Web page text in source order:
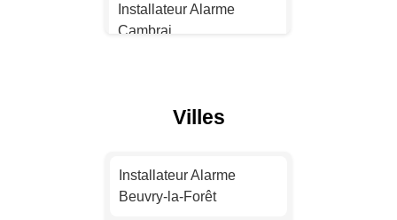
Montpellier
Installateur Alarme Lille
Installateur Alarme
Rennes
Installateur Alarme
Cambrai
Dunkerque
Villes
Installateur Alarme
Beuvry-la-Forêt